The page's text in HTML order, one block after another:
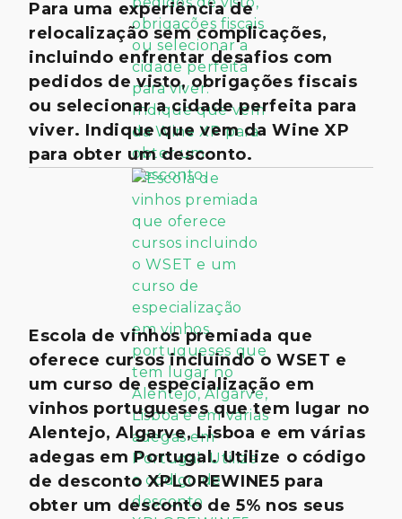
Para uma experiência de
relocalização sem complicações,
incluindo enfrentar desafios com
pedidos de visto, obrigações fiscais
ou selecionar a cidade perfeita para
viver. Indique que vem da Wine XP
para obter um desconto.
Escola de vinhos premiada que
oferece cursos incluindo o WSET e
um curso de especialização em
vinhos portugueses que tem lugar no
Alentejo, Algarve, Lisboa e em várias
adegas em Portugal. Utilize o código
de desconto XPLOREWINE5 para
obter um desconto de 5% nos seus